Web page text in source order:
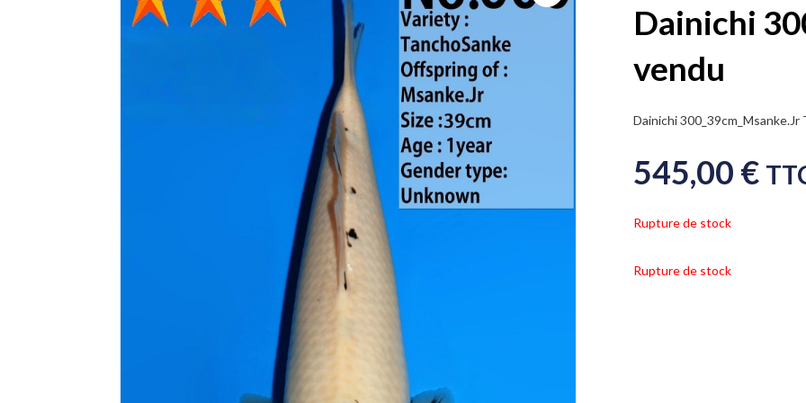
Dainichi
vendu
Dainichi 300_39cm_Msanke.Jr
545,00 €
Rupture de stock
Rupture de stock